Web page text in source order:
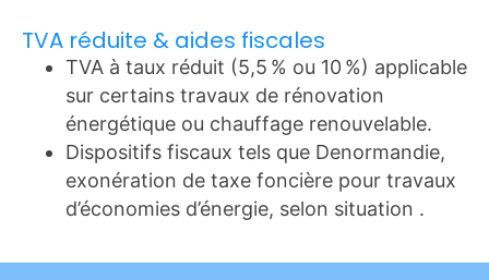
TVA réduite & aides fiscales
TVA à taux réduit (5,5 % ou 10 %) applicable
sur certains travaux de rénovation
énergétique ou chauffage renouvelable.
Dispositifs fiscaux tels que Denormandie,
exonération de taxe foncière pour travaux
d’économies d’énergie, selon situation .